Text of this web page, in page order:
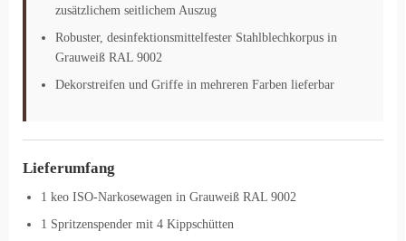
zusätzlichem seitlichem Auszug
Robuster, desinfektionsmittelfester Stahlblechkorpus in
Grauweiß RAL 9002
Dekorstreifen und Griffe in mehreren Farben lieferbar
Lieferumfang
1 keo ISO-Narkosewagen in Grauweiß RAL 9002
1 Spritzenspender mit 4 Kippschütten